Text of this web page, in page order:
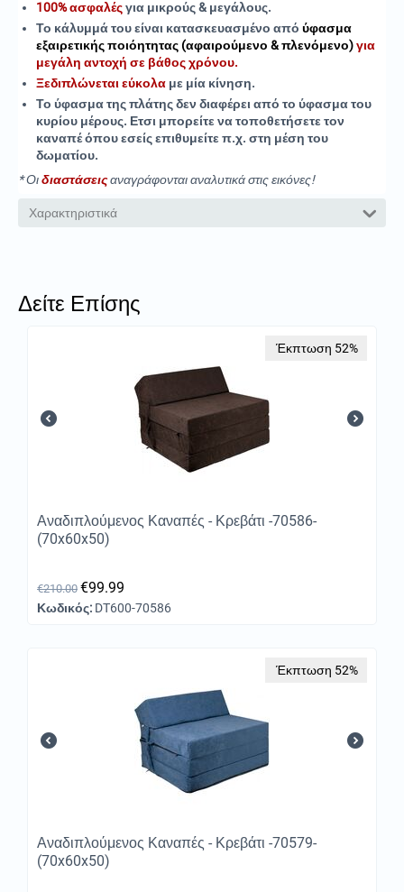
100% ασφαλέςγια μικρούς & μεγάλους.
Το κάλυμμά του είναι κατασκευασμένο από ύφασμα
εξαιρετικής ποιόητητας (αφαιρούμενο & πλενόμενο)για
μεγάλη αντοχή σε βάθος χρόνου.
Ξεδιπλώνεται εύκολα με μία κίνηση.
Το ύφασμα της πλάτης δεν διαφέρει από το ύφασμα του
κυρίου μέρους. Ετσι μπορείτε να τοποθετήσετε τον
καναπέ όπου εσείς επιθυμείτε π.χ. στη μέση του
δωματίου.
* Οιδιαστάσειςαναγράφονται αναλυτικά στις εικόνες!
Χαρακτηριστικά
Δείτε Επίσης
Έκπτωση 52%
Αναδιπλούμενος Καναπές - Κρεβάτι -70586-
(70x60x50)
€210.00 €99.99
Κωδικός: DT600-70586
Έκπτωση 52%
Αναδιπλούμενος Καναπές - Κρεβάτι -70579-
(70x60x50)